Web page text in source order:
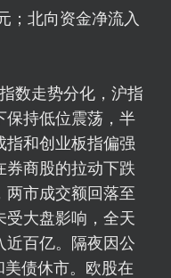
；北向资金净流入
数走势分化，沪指
保持低位震荡，半
指和创业板指偏强
券商股的拉动下跌
两市成交额回落至
受大盘影响，全天
近百亿。隔夜因公
美债休市。欧股在